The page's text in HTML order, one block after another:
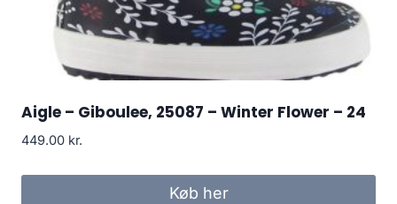
Aigle – Giboulee, 25087 – Winter Flower – 24
449.00 kr.
Køb her